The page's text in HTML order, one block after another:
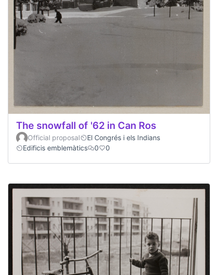
The snowfall of '62 in Can Ros
Official proposal
El Congrés i els Indians
Edificis emblemàtics
0 0